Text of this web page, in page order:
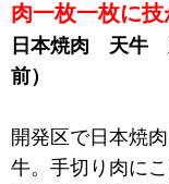
肉一枚一枚に
日本焼肉 天牛
前）
開発区で日本焼
牛。手切り肉に